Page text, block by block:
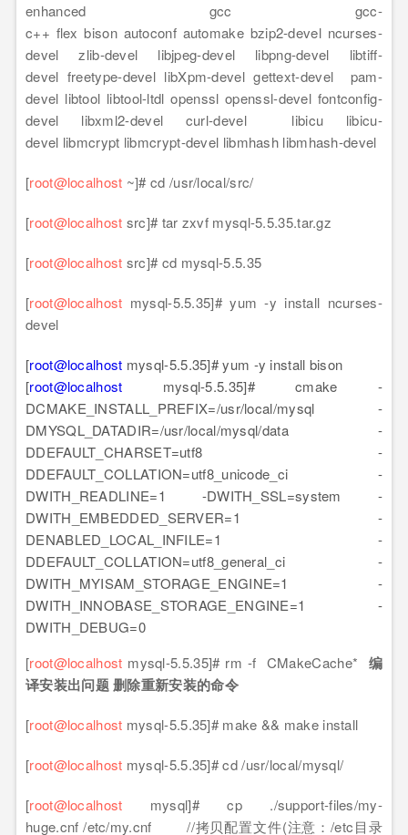
enhanced gcc gcc-
c++ flex bison autoconf automake bzip2-devel ncurses-
devel zlib-devel libjpeg-devel libpng-devel libtiff-
devel freetype-devel libXpm-devel gettext-devel pam-
devel libtool libtool-ltdl openssl openssl-devel fontconfig-
devel libxml2-devel curl-devel libicu libicu-
devel libmcrypt libmcrypt-devel libmhash libmhash-devel
[root@localhost ~]# cd /usr/local/src/
[root@localhost src]# tar zxvf mysql-5.5.35.tar.gz
[root@localhost src]# cd mysql-5.5.35
[root@localhost mysql-5.5.35]# yum -y install ncurses-
devel
[root@localhost mysql-5.5.35]# yum -y install bison
[root@localhost mysql-5.5.35]# cmake -
DCMAKE_INSTALL_PREFIX=/usr/local/mysql -
DMYSQL_DATADIR=/usr/local/mysql/data -
DDEFAULT_CHARSET=utf8 -
DDEFAULT_COLLATION=utf8_unicode_ci -
DWITH_READLINE=1 -DWITH_SSL=system -
DWITH_EMBEDDED_SERVER=1 -
DENABLED_LOCAL_INFILE=1 -
DDEFAULT_COLLATION=utf8_general_ci -
DWITH_MYISAM_STORAGE_ENGINE=1 -
DWITH_INNOBASE_STORAGE_ENGINE=1 -
DWITH_DEBUG=0
[root@localhost mysql-5.5.35]# rm -f CMakeCache* 编
译安装出问题 删除重新安装的命令
[root@localhost mysql-5.5.35]# make && make install
[root@localhost mysql-5.5.35]# cd /usr/local/mysql/
[root@localhost mysql]# cp ./support-files/my-
huge.cnf /etc/my.cnf //拷贝配置文件(注意：/etc目录